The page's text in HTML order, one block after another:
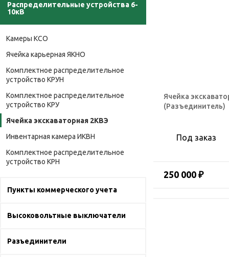
Распределительные устройства 6-
10кВ
Камеры КСО
Ячейка карьерная ЯКНО
Комплектное распределительное
устройство КРУН
Комплектное распределительное
устройство КРУ
Ячейка экскаваторная 2КВЭ
Инвентарная камера ИКВН
Комплектное распределительное
устройство КРН
Пункты коммерческого учета
Высоковольтные выключатели
Разъединители
Ячейка
(Разъединитель)
Под заказ
250 000 ₽